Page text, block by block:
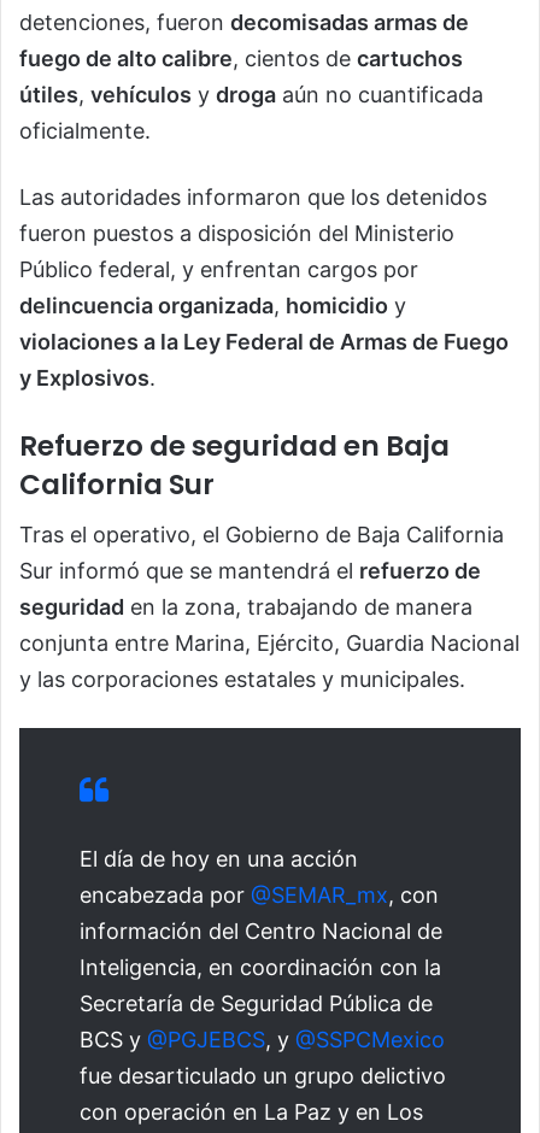
detenciones, fueron decomisadas armas de
fuego de alto calibre, cientos de cartuchos
útiles, vehículos y droga aún no cuantificada
oficialmente.
Las autoridades informaron que los detenidos
fueron puestos a disposición del Ministerio
Público federal, y enfrentan cargos por
delincuencia organizada, homicidio y
violaciones a la Ley Federal de Armas de Fuego
y Explosivos.
Refuerzo de seguridad en Baja
California Sur
Tras el operativo, el Gobierno de Baja California
Sur informó que se mantendrá el refuerzo de
seguridad en la zona, trabajando de manera
conjunta entre Marina, Ejército, Guardia Nacional
y las corporaciones estatales y municipales.
El día de hoy en una acción
encabezada por @SEMAR_mx, con
información del Centro Nacional de
Inteligencia, en coordinación con la
Secretaría de Seguridad Pública de
BCS y @PGJEBCS, y @SSPCMexico
fue desarticulado un grupo delictivo
con operación en La Paz y en Los